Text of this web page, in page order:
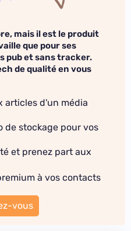
mais il est le produit
que pour ses
pub et sans tracker.
de qualité en vous
articles d'un média
de stockage pour vos
et prenez part aux
à vos contacts
vous